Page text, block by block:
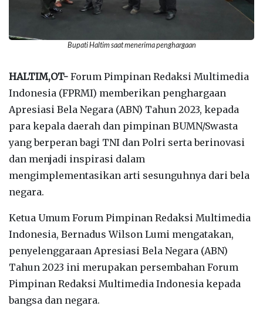
Bupati Haltim saat menerima penghargaan
HALTIM,OT- Forum Pimpinan Redaksi Multimedia
Indonesia (FPRMI) memberikan penghargaan
Apresiasi Bela Negara (ABN) Tahun 2023, kepada
para kepala daerah dan pimpinan BUMN/Swasta
yang berperan bagi TNI dan Polri serta berinovasi
dan menjadi inspirasi dalam
mengimplementasikan arti sesunguhnya dari bela
negara.
Ketua Umum Forum Pimpinan Redaksi Multimedia
Indonesia, Bernadus Wilson Lumi mengatakan,
penyelenggaraan Apresiasi Bela Negara (ABN)
Tahun 2023 ini merupakan persembahan Forum
Pimpinan Redaksi Multimedia Indonesia kepada
bangsa dan negara.